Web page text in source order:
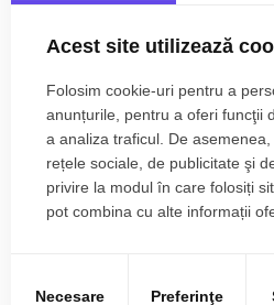
Paltinis
Teren 3000 mp intravilan
Arena Platos in Paltinis
Acest site utilizează
Folosim cookie-uri pentru a
anunțurile, pentru a oferi funcţii
a analiza traficul. De
rețele sociale, de publicitate şi
privire la modul în care folosiți
pot combina cu alte informații
Necesare Preferinţe